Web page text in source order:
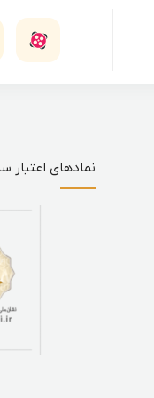
نمادهای اعتبار